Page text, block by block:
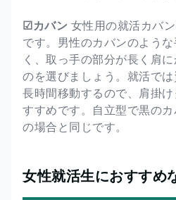
☑カバン 女性用の就活カバ
です。男性のカバンのよう
く、取っ手の部分が長く肩
のを選びましょう。就活で
長時間移動するので、肩掛
すすめです。自立型で黒の
の場合と同じです。
女性就活生におすすめ